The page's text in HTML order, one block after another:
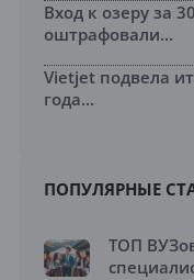
Вход к озеру за
оштрафовали...
Vietjet подвела
года...
ПОПУЛЯРНЫЕ
ТОП